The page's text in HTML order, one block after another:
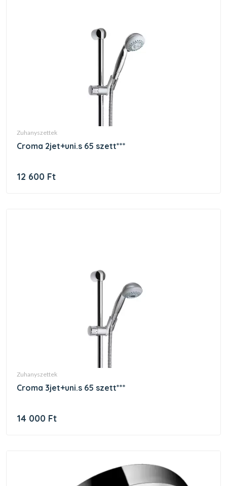
zuhanyszettek
croma 2jet+uni.s 65 szett***
12 600 Ft
zuhanyszettek
croma 3jet+uni.s 65 szett***
14 000 Ft